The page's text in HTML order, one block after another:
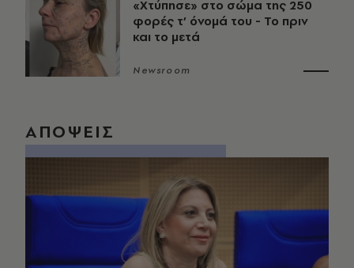
«Χτύπησε» στο σώμα της 250
φορές τ’ όνομά του - Το πριν
και το μετά
Newsroom
ΑΠΟΨΕΙΣ